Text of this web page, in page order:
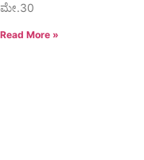
ಮೇ.30
Read More »